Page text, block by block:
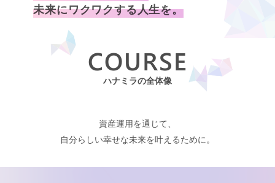
未来にワクワクする人生を。
COURSE
ハナミラの全体像
資産運用を通じて、
自分らしい幸せな未来を叶えるために。